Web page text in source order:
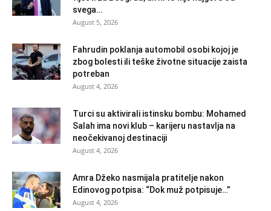
svega…
August 5, 2026
Fahrudin poklanja automobil osobi kojoj je
zbog bolesti ili teške životne situacije zaista
potreban
August 4, 2026
Turci su aktivirali istinsku bombu: Mohamed
Salah ima novi klub – karijeru nastavlja na
neočekivanoj destinaciji
August 4, 2026
Amra Džeko nasmijala pratitelje nakon
Edinovog potpisa: “Dok muž potpisuje…”
August 4, 2026